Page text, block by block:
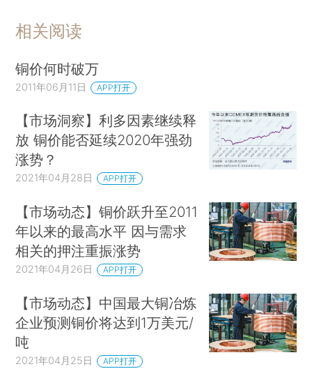
相关阅读
铜价何时破万
2011年06月11日 APP打开
【市场洞察】利多因素继续释
放 铜价能否延续2020年强劲
涨势？
2021年04月28日 APP打开
【市场动态】铜价跃升至2011
年以来的最高水平 因与需求
相关的押注重振涨势
2021年04月26日 APP打开
【市场动态】中国最大铜冶炼
企业预测铜价将达到1万美元/
吨
2021年04月25日 APP打开